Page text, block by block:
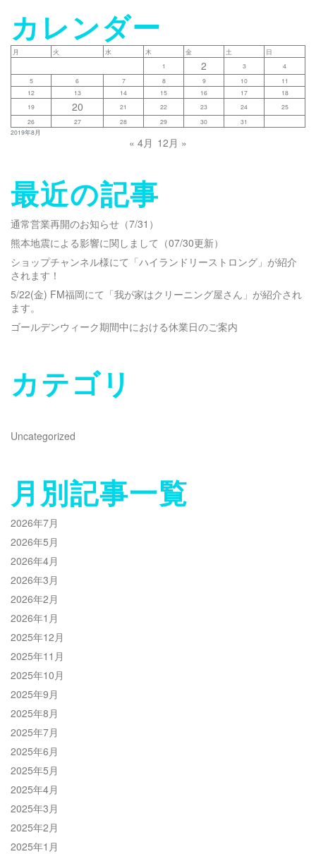
カレンダー
2019年8月
月 火 水 木 金 土
日
1
2 3
4
5
6 7 8 9 10
11
12
13 14 15 16 17
18
19
20 21 22 23 24
25
26
27 28 29 30 31
« 4月 12月 »
最近の記事
通常営業再開のお知らせ（7/31）
熊本地震による影響に関しまして（07/30更新）
ショップチャンネル様にて「ハイランドリーストロング」が紹介
されます！
5/22(金) FM福岡にて「我が家はクリーニング屋さん」が紹介され
ます。
ゴールデンウィーク期間中における休業日のご案内
カテゴリ
Uncategorized
月別記事一覧
2026年7月
2026年5月
2026年4月
2026年3月
2026年2月
2026年1月
2025年12月
2025年11月
2025年10月
2025年9月
2025年8月
2025年7月
2025年6月
2025年5月
2025年4月
2025年3月
2025年2月
2025年1月